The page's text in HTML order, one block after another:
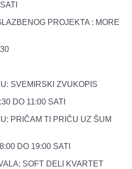
PROJEKTA : MORE
SVEMIRSKI ZVUKOPIS
DO 11:00 SATI
PRIČAM TI PRIČU UZ ŠUM
DO 19:00 SATI
SOFT DELI KVARTET